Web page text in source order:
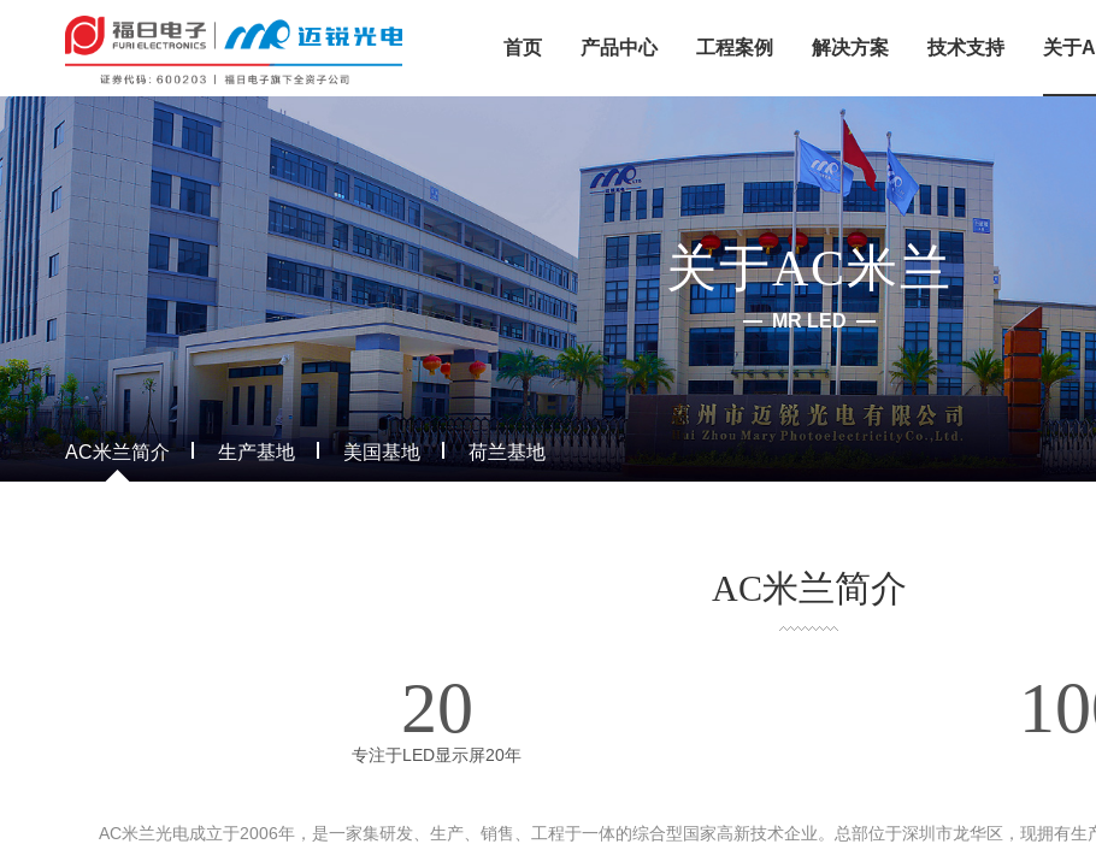
首页 产品中心 工程案例 解决方案 技术支持 关于
关于AC米兰
MR LED
AC米兰简介 生产基地 美国基地 荷兰基地
AC米兰简介
20
专注于LED显示屏20年
AC米兰光电成⽴于2006年，是一家集研发、生产、销售、工程于一体的综合型国家高新技术企业。总部位于深圳市龙华区，现拥有